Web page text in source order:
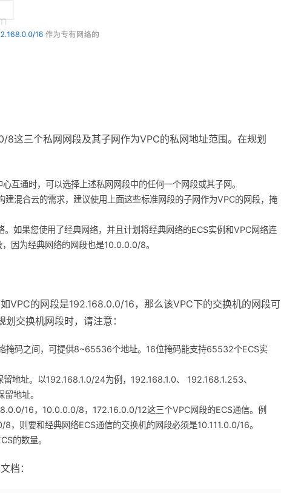
这三个私网网段及其子网作为VPC的私网地址范围。在规划
互通时，可以选择上述私网网段中的任何一个网段或其子网。
混合云的需求，建议使用上面这些标准网段的子网作为VPC的网段，掩
如果您使用了经典网络，并且计划将经典网络的ECS实例和VPC网络连
因为经典网络的网段也是10.0.0.0/8。
VPC的网段是192.168.0.0/16，那么该VPC下的交换机的网段可
交换机网段时，请注意：
掩码之间，可提供8~65536个地址。16位掩码能支持65532个ECS实
地址。以192.168.1.0/24为例，192.168.1.0、 192.168.1.253、
地址。
16，10.0.0.0/8，172.16.0.0/12这三个VPC网段的ECS通信。例
则要和经典网络ECS通信的交换机的网段必须是10.111.0.0/16。
的数量。
档：